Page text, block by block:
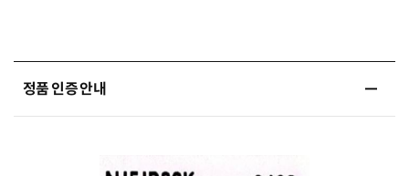
정품 인증 안내